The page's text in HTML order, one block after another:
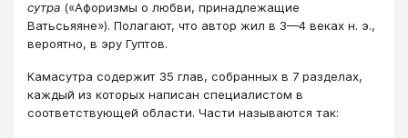
сутра («Афоризмы о любви, принадлежащие
Ватьсьяяне»). Полагают, что автор жил в 3—4 веках н. э.,
вероятно, в эру Гуптов.
Камасутра содержит 35 глав, собранных в 7 разделах,
каждый из которых написан специалистом в
соответствующей области. Части называются так: